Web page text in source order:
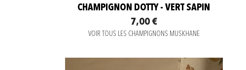
CHAMPIGNON DOTTY - VERT SAPIN
7,00 €
VOIR TOUS LES CHAMPIGNONS MUSKHANE